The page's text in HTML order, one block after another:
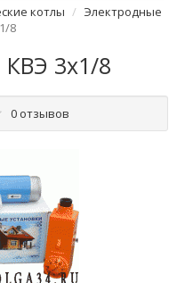
котлы
Электродные
8
КВЭ 3x1/8
0 отзывов